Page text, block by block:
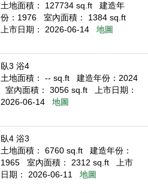
土地面積： 127734 sq.ft
建造年
份：1976
室內面積： 1384 sq.ft
上市日期： 2026-06-14
地圖
臥3 浴4
土地面積： -- sq.ft
建造年份：2024
室內面積： 3056 sq.ft
上市日期：
2026-06-14
地圖
臥4 浴3
土地面積： 6760 sq.ft
建造年份：
1965
室內面積： 2312 sq.ft
上市
日期： 2026-06-11
地圖